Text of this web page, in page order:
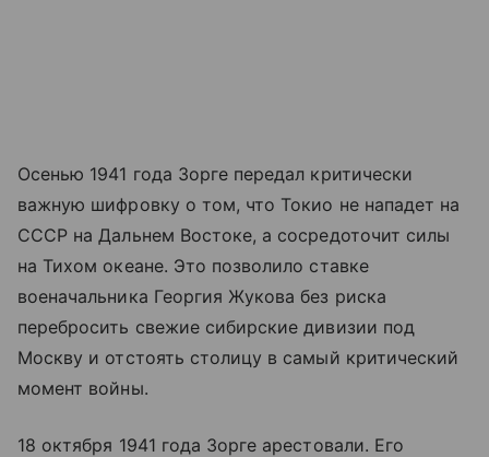
Осенью 1941 года Зорге передал критически
важную шифровку о том, что Токио не нападет на
СССР на Дальнем Востоке, а сосредоточит силы
на Тихом океане. Это позволило ставке
военачальника Георгия Жукова без риска
перебросить свежие сибирские дивизии под
Москву и отстоять столицу в самый критический
момент войны.
18 октября 1941 года Зорге арестовали. Его